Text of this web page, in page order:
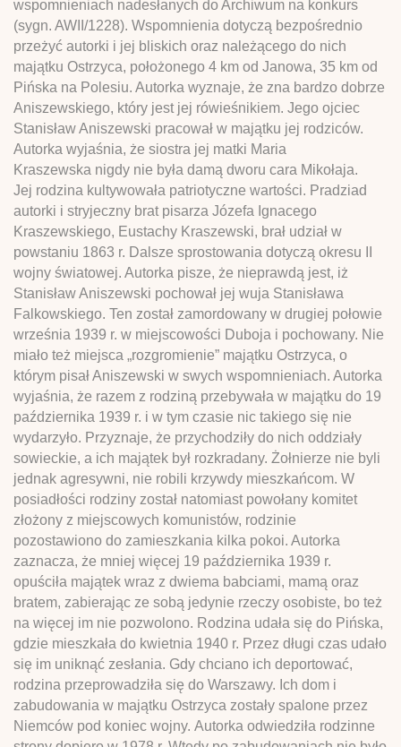
wspomnieniach nadesłanych do Archiwum na konkurs
(sygn. AWII/1228). Wspomnienia dotyczą bezpośrednio
przeżyć autorki i jej bliskich oraz należącego do nich
majątku Ostrzyca, położonego 4 km od Janowa, 35 km od
Pińska na Polesiu. Autorka wyznaje, że zna bardzo dobrze
Aniszewskiego, który jest jej rówieśnikiem. Jego ojciec
Stanisław Aniszewski pracował w majątku jej rodziców.
Autorka wyjaśnia, że siostra jej matki Maria
Kraszewska nigdy nie była damą dworu cara Mikołaja.
Jej rodzina kultywowała patriotyczne wartości. Pradziad
autorki i stryjeczny brat pisarza Józefa Ignacego
Kraszewskiego, Eustachy Kraszewski, brał udział w
powstaniu 1863 r. Dalsze sprostowania dotyczą okresu II
wojny światowej. Autorka pisze, że nieprawdą jest, iż
Stanisław Aniszewski pochował jej wuja Stanisława
Falkowskiego. Ten został zamordowany w drugiej połowie
września 1939 r. w miejscowości Duboja i pochowany. Nie
miało też miejsca „rozgromienie” majątku Ostrzyca, o
którym pisał Aniszewski w swych wspomnieniach. Autorka
wyjaśnia, że razem z rodziną przebywała w majątku do 19
października 1939 r. i w tym czasie nic takiego się nie
wydarzyło. Przyznaje, że przychodziły do nich oddziały
sowieckie, a ich majątek był rozkradany. Żołnierze nie byli
jednak agresywni, nie robili krzywdy mieszkańcom. W
posiadłości rodziny został natomiast powołany komitet
złożony z miejscowych komunistów, rodzinie
pozostawiono do zamieszkania kilka pokoi. Autorka
zaznacza, że mniej więcej 19 października 1939 r.
opuściła majątek wraz z dwiema babciami, mamą oraz
bratem, zabierając ze sobą jedynie rzeczy osobiste, bo też
na więcej im nie pozwolono. Rodzina udała się do Pińska,
gdzie mieszkała do kwietnia 1940 r. Przez długi czas udało
się im uniknąć zesłania. Gdy chciano ich deportować,
rodzina przeprowadziła się do Warszawy. Ich dom i
zabudowania w majątku Ostrzyca zostały spalone przez
Niemców pod koniec wojny. Autorka odwiedziła rodzinne